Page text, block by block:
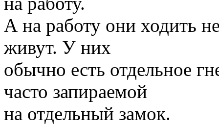
А на работу они ходить
живут. У них
обычно есть отдельное
часто запираемой
на отдельный замок.